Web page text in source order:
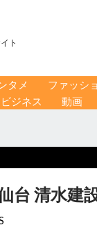
ト
タメ ファッシ
ビジネス 動画
台 清水建